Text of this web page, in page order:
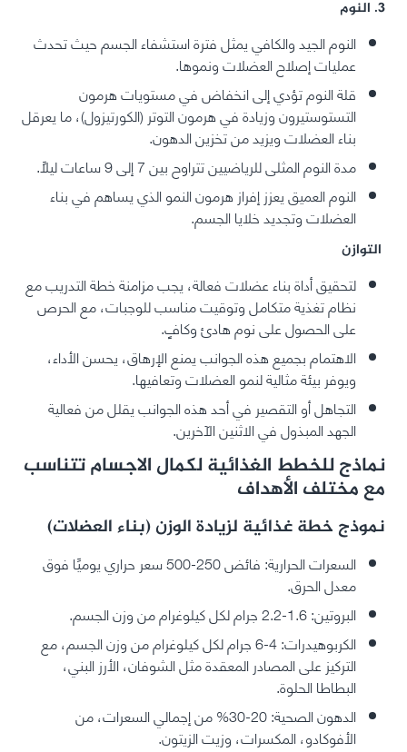
3. النوم
النوم الجيد والكافي يمثل فترة استشفاء الجسم حيث تحدث
عمليات إصلاح العضلات ونموها.
قلة النوم تؤدي إلى انخفاض في مستويات هرمون
التستوستيرون وزيادة في هرمون التوتر (الكورتيزول)، ما يعرقل
بناء العضلات ويزيد من تخزين الدهون.
مدة النوم المثلى للرياضيين تتراوح بين 7 إلى 9 ساعات ليلاً.
النوم العميق يعزز إفراز هرمون النمو الذي يساهم في بناء
العضلات وتجديد خلايا الجسم.
التوازن
لتحقيق أداة بناء عضلات فعالة، يجب مزامنة خطة التدريب مع
نظام تغذية متكامل وتوقيت مناسب للوجبات، مع الحرص
على الحصول على نوم هادئ وكافٍ.
الاهتمام بجميع هذه الجوانب يمنع الإرهاق، يحسن الأداء،
ويوفر بيئة مثالية لنمو العضلات وتعافيها.
التجاهل أو التقصير في أحد هذه الجوانب يقلل من فعالية
الجهد المبذول في الاثنين الآخرين.
نماذج للخطط الغذائية لكمال الاجسام تتناسب
مع مختلف الأهداف
نموذج خطة غذائية لزيادة الوزن (بناء العضلات)
السعرات الحرارية: فائض 250-500 سعر حراري يوميًا فوق
معدل الحرق.
البروتين: 1.6-2.2 جرام لكل كيلوغرام من وزن الجسم.
الكربوهيدرات: 4-6 جرام لكل كيلوغرام من وزن الجسم، مع
التركيز على المصادر المعقدة مثل الشوفان، الأرز البني،
البطاطا الحلوة.
الدهون الصحية: 20-30% من إجمالي السعرات، من
الأفوكادو، المكسرات، وزيت الزيتون.